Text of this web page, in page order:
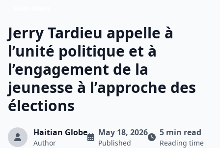
Jerry Tardieu appelle à
l’unité politique et à
l’engagement de la
jeunesse à l’approche des
élections
Haitian Globe
Author
May 18, 2026
Published
5 min read
Reading time